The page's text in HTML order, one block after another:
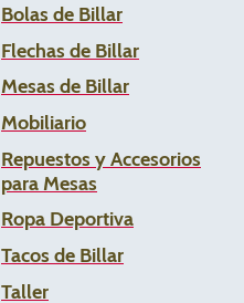
Bolas de Billar
Flechas de Billar
Mesas de Billar
Mobiliario
Repuestos y Accesorios
para Mesas
Ropa Deportiva
Tacos de Billar
Taller